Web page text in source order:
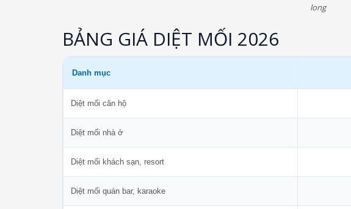
long
BẢNG GIÁ DIỆT MỐI 2026
Danh mục
Diệt mối căn hộ
Diệt mối nhà ở
Diệt mối khách sạn, resort
Diệt mối quán bar, karaoke